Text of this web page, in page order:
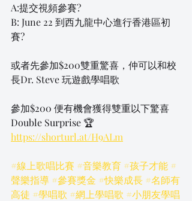
A:提交視頻參賽?
B: June 22 到西九龍中心進行香港區初
賽?
或者先參加$200雙重驚喜，仲可以和校
長Dr. Steve 玩遊戲學唱歌
參加$200 便有機會獲得雙重以下驚喜
Double Surprise 🏆
https://shorturl.at/H9ALm
#線上歌唱比賽 #音樂教育 #孩子才能 #
聲樂指導 #參賽獎金 #快樂成長 #名師有
高徒 #學唱歌 #網上學唱歌 #小朋友學唱